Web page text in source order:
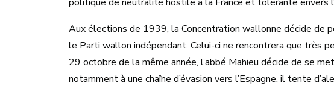
Aux élections de 1939, la Concentration wallonne décide de
le Parti wallon indépendant. Celui-ci ne rencontrera que très
29 octobre de la même année, l’abbé Mahieu décide de se
notamment à une chaîne d’évasion vers l’Espagne, il tente